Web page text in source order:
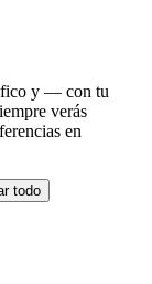
y — con tu
verás
en
todo